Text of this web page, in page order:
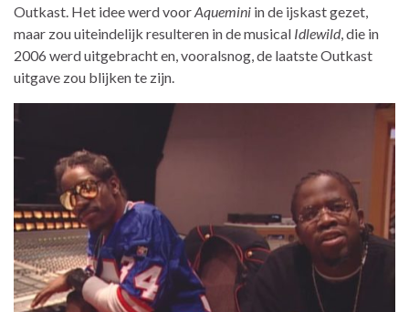
Outkast. Het idee werd voorAquemini in de ijskast gezet,
maar zou uiteindelijk resulteren in de musical Idlewild, die in
2006 werd uitgebracht en, vooralsnog, de laatste Outkast
uitgave zou blijken te zijn.